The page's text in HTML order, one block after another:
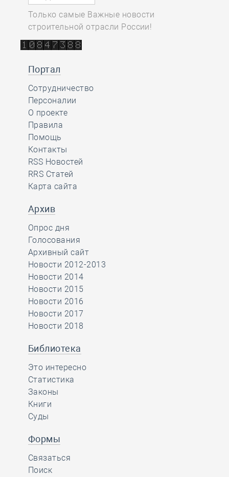
Только самые Важные новости
строительной отрасли России!
Портал
Сотрудничество
Персоналии
О проекте
Правила
Помощь
Контакты
RSS Новостей
RRS Статей
Карта сайта
Архив
Опрос дня
Голосования
Архивный сайт
Новости 2012-2013
Новости 2014
Новости 2015
Новости 2016
Новости 2017
Новости 2018
Библиотека
Это интересно
Статистика
Законы
Книги
Суды
Формы
Связаться
Поиск